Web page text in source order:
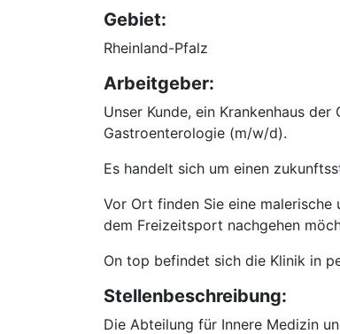
Gebiet:
Rheinland-Pfalz
Arbeitgeber:
Unser Kunde, ein Krankenhaus
Gastroenterologie (m/w/d).
Es handelt sich um einen
Vor Ort finden Sie eine
dem Freizeitsport nachgehen
On top befindet sich die Klinik in
Stellenbeschreibung:
Die Abteilung für Innere Medizin